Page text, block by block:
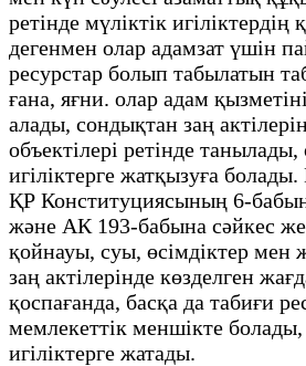
ретінде мүліктік игіліктердің
дегенмен олар адамзат үшін
ресурстар болып табылатын
ғана, яғни. олар адам
алады, сондықтан заң
объектілері ретінде
игіліктерге жатқызуға
ҚР Конституциясының 6-
және АК 193-бабына сәйкес
қойнауы, суы, өсімдіктер мен
заң актілерінде көзделген
қоспағанда, басқа да табиғи
мемлекеттік меншікте
игіліктерге жатады.